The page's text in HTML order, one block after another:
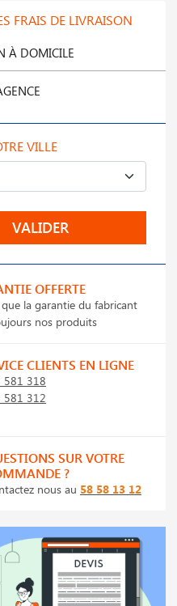
FRAIS DE LIVRAISON
À DOMICILE
VILLE
VALIDER
OFFERTE
la garantie du fabricant
nos produits
CLIENTS EN LIGNE
581 318
581 312
SUR VOTRE
?
nous au 58 58 13 12